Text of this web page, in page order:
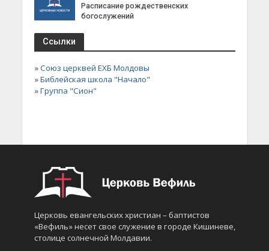
Расписание рождественских
богослужений
Ссылки
»Союз церквей ЕХБ Молдовы
»Библейская школа "Начало"
»Группа "Сион"
Церковь евангельских христиан – баптистов
«Вефиль» несет свое служение в городе Кишиневе,
столице солнечной Молдавии.